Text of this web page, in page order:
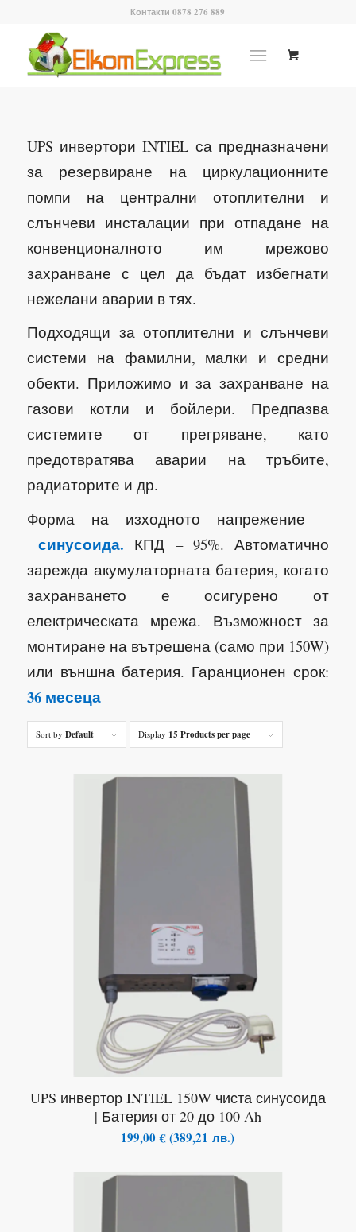
Контакти 0878 276 889
UPS инвертори INTIEL са предназначени
за резервиране на циркулационните
помпи на централни отоплителни и
слънчеви инсталации при отпадане на
конвенционалното им мрежово
захранване с цел да бъдат избегнати
нежелани аварии в тях.
Подходящи за отоплителни и слънчеви
системи на фамилни, малки и средни
обекти. Приложимо и за захранване на
газови котли и бойлери. Предпазва
системите от прегряване, като
предотвратява аварии на тръбите,
радиаторите и др.
Форма на изходното напрежение –
синусоида. КПД – 95%. Автоматично
зарежда акумулаторната батерия, когато
захранването е осигурено от
електрическата мрежа. Възможност за
монтиране на вътрешена (само при 150W)
или външна батерия. Гаранционен срок:
36 месеца
Sort by Default Display 15 Products per page
UPS инвертор INTIEL 150W чиста синусоида
| Батерия от 20 до 100 Ah
199,00€ (389,21лв.)